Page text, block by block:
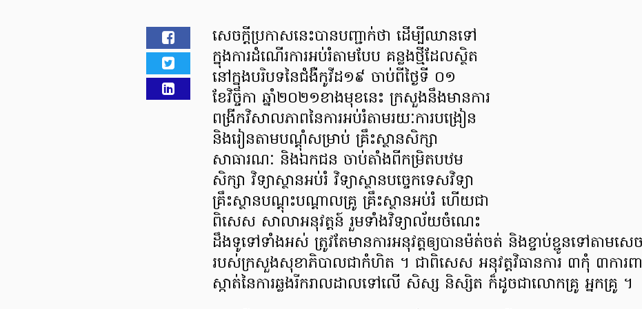
សេចក្ដីប្រកាសនេះបានបញ្ជាក់ថា ដើម្បីឈានទៅ
ក្នុងការដំណើរការអប់រំតាមបែប គន្លងថ្មីដែលស្ថិត
នៅក្នុងបរិបទនៃជំងឺកូវីដ១៩ ចាប់ពីថ្ងៃទី ០១
ខែវិច្ចិកា ឆ្នាំ២០២១ខាងមុខនេះ ក្រសួងនឹងមានការ
ពង្រីកវិសាលភាពនៃការអប់រំតាមរយៈការបង្រៀន
និងរៀនតាមបណ្ដុំសម្រាប់ គ្រឹះស្ថានសិក្សា
សាធារណៈ និងឯកជន ចាប់តាំងពីកម្រិតបឋម
សិក្សា វិទ្យាស្ថានអប់រំ វិទ្យាស្ថានបច្ចេកទេសវិទ្យា
គ្រឹះស្ថានបណ្ដុះបណ្ដាលគ្រូ គ្រឹះស្ថានអប់រំ ហើយជា
ពិសេស សាលាអនុវត្តន៍ រួមទាំងវិទ្យាល័យចំណេះ
ដឹងទូទៅទាំងអស់ ត្រូវតែមានការអនុវត្តឲ្យបានម៉ត់ចត់ និងខ្ចាប់ខ្ជូនទៅតាមសេ
របស់ក្រសួងសុខាភិបាលជាកំហិត ។ ជាពិសេស អនុវត្តវិធានការ ៣កុំ ៣ការពា
ស្កាត់នៃការឆ្លងរីករាលដាលទៅលើ សិស្ស និស្សិត ក៏ដូចជាលោកគ្រូ អ្នកគ្រូ ។